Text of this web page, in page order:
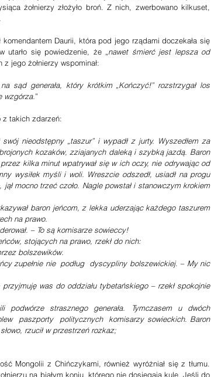
żołnierzy złożyło broń. Z nich, zwerbowano kilkuset,
Daurii, która pod jego rządami doczekała się
utarło się powiedzenie, że „nawet śmierć jest lepsza od
z jego żołnierzy wspominał:
sąd generała, który krótkim „Kończyć!” rozstrzygał los
wzgórza. ”
z takich zdarzeń:
nieodstępny „taszur” i wypadł z jurty. Wyszedłem za
kozaków, zziajanych daleką i szybką jazdą. Baron
kilka minut wpatrywał się w ich oczy, nie odrywając od
wysiłek myśli i woli. Wreszcie odszedł, usiadł na progu
mocno trzeć czoło. Nagle powstał i stanowczym krokiem
baron jeńcom, z lekka uderzając każdego taszurem
na prawo.
– To są komisarze sowieccy!
stojących na prawo, rzekł do nich:
bolszewików.
zupełnie nie  podług  dyscypliny bolszewickiej. – My nic
was do oddziału tybetańskiego – rzekł spokojnie
podwórze strasznego generała. Tymczasem u dwóch
paszporty  politycznych  komisarzy sowieckich. Baron
rzucił w przestrzeń rozkaz;
na białym koniu, którego nie dosięgają kule. Jeśli do